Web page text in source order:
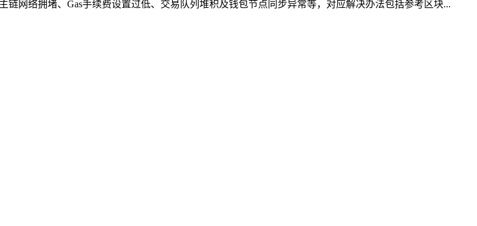
网络拥堵、Gas手续费设置过低、交易队列堆积及钱包节点同步异常等，对应解决办法包括参考区块...